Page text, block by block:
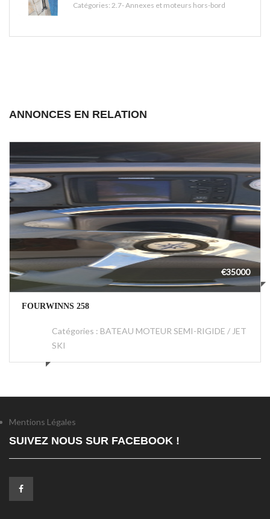
Catégories: 2.7- Annexes et moteurs hors-bord
ANNONCES EN RELATION
€35000
FOURWINNS 258
Catégories : BATEAU MOTEUR SEMI-RIGIDE / JET
SKI
Mentions Légales
SUIVEZ NOUS SUR FACEBOOK !